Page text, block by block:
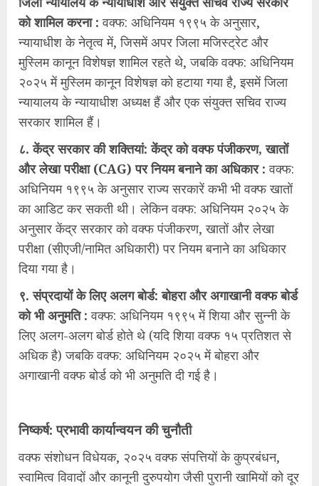
को शामिल करना : वक्फ: अधिनियम १९९५ के अनुसार,
न्यायाधीश के नेतृत्व में, जिसमें अपर जिला मजिस्ट्रेट और
मुस्लिम कानून विशेषज्ञ शामिल रहते थे, जबकि वक्फ: अधिनियम
२०२५ में मुस्लिम कानून विशेषज्ञ को हटाया गया है, इसमें जिला
न्यायालय के न्यायाधीश अध्यक्ष हैं और एक संयुक्त सचिव राज्य
सरकार शामिल हैं।
८. केंद्र सरकार की शक्तियां: केंद्र को वक्फ पंजीकरण, खातों
और लेखा परीक्षा (CAG) पर नियम बनाने का अधिकार : वक्फ:
अधिनियम १९९५ के अनुसार राज्य सरकारें कभी भी वक्फ खातों
का आडिट कर सकती थी। लेकिन वक्फ: अधिनियम २०२५ के
अनुसार केंद्र सरकार को वक्फ पंजीकरण, खातों और लेखा
परीक्षा (सीएजी/नामित अधिकारी) पर नियम बनाने का अधिकार
दिया गया है।
९. संप्रदायों के लिए अलग बोर्ड: बोहरा और अगाखानी वक्फ बोर्ड
को भी अनुमति : वक्फ: अधिनियम १९९५ में शिया और सुन्नी के
लिए अलग-अलग बोर्ड होते थे (यदि शिया वक्फ १५ प्रतिशत से
अधिक है) जबकि वक्फ: अधिनियम २०२५ में बोहरा और
अगाखानी वक्फ बोर्ड को भी अनुमति दी गई है।
निष्कर्ष: प्रभावी कार्यान्वयन की चुनौती
वक्फ संशोधन विधेयक, २०२५ वक्फ संपत्तियों के कुप्रबंधन,
स्वामित्व विवादों और कानूनी दुरुपयोग जैसी पुरानी खामियों को दूर